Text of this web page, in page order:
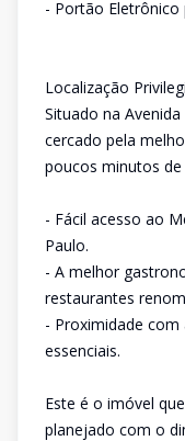
- Portão Eletrônico
Localização
Situado na
cercado pela
poucos minutos de
- Fácil acesso ao
Paulo.
- A melhor
restaurantes
- Proximidade
essenciais.
Este é o imóvel
planejado com o